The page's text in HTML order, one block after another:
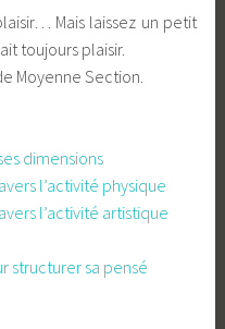
Mais laissez un petit
toujours plaisir.
Moyenne Section.
dimensions
l’activité physique
l’activité artistique
structurer sa pensé